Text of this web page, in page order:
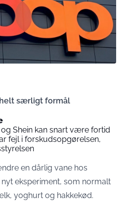
særligt formål
Shein kan snart være fortid
fejl i forskudsopgørelsen,
en dårlig vane hos
eksperiment, som normalt
yoghurt og hakkekød.